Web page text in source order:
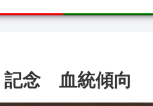
記念 血統傾向